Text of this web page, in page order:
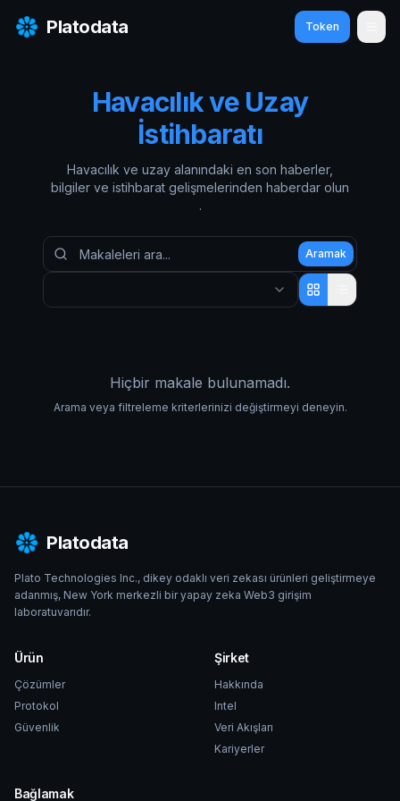
Platodata Token
Havacılık ve Uzay
İstihbaratı
Havacılık ve uzay alanındaki en son haberler,
bilgiler ve istihbarat gelişmelerinden haberdar olun
.
Aramak
Hiçbir makale bulunamadı.
Arama veya filtreleme kriterlerinizi değiştirmeyi deneyin.
Platodata
Plato Technologies Inc., dikey odaklı veri zekası ürünleri geliştirmeye
adanmış, New York merkezli bir yapay zeka Web3 girişim
laboratuvarıdır.
Ürün
Çözümler
Protokol
Güvenlik
Şirket
Hakkında
Intel
Veri Akışları
Kariyerler
Bağlamak